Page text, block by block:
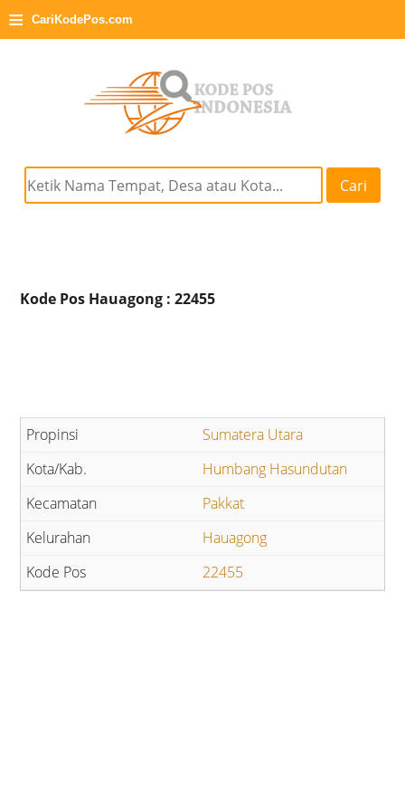
≡ CariKodePos.com
Cari
Kode Pos Hauagong : 22455
Sumatera Utara
Humbang Hasundutan
Pakkat
Hauagong
22455